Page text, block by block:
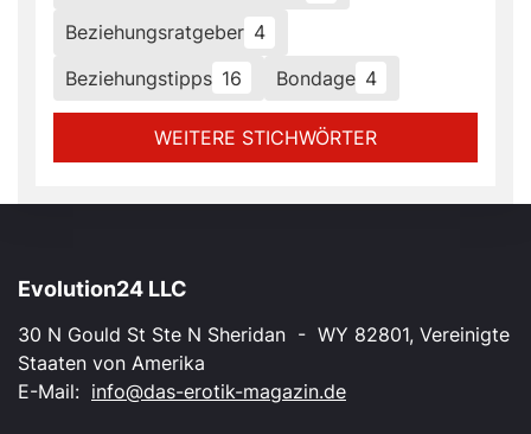
Beziehungsratgeber 4
Beziehungstipps 16 Bondage 4
WEITERE STICHWÖRTER
Evolution24 LLC
30 N Gould St Ste N Sheridan - WY 82801, Vereinigte
Staaten von Amerika
E-Mail: info@das-erotik-magazin.de